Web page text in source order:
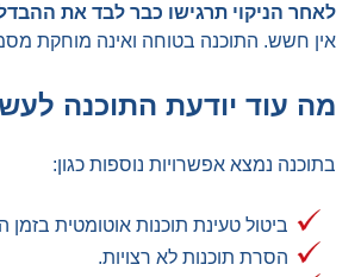
לאחר הניקוי תרגישו כבר לבד את
אין חשש. התוכנה בטוחה ואינה מוחקת
מה עוד יודעת התוכנה
בתוכנה נמצא אפשרויות נוספות כגון:
ביטול טעינת תוכנות אוטומטית בזמן
הסרת תוכנות לא רצויות.